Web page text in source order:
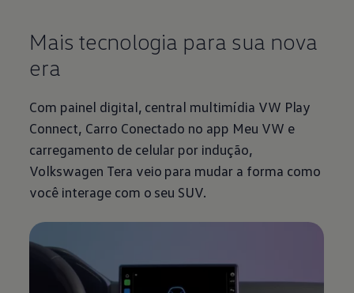
Mais tecnologia para sua nova
era
Com painel digital, central multimídia VW Play
Connect, Carro Conectado no app Meu VW e
carregamento de celular por indução,
Volkswagen Tera veio para mudar a forma como
você interage com o seu SUV.